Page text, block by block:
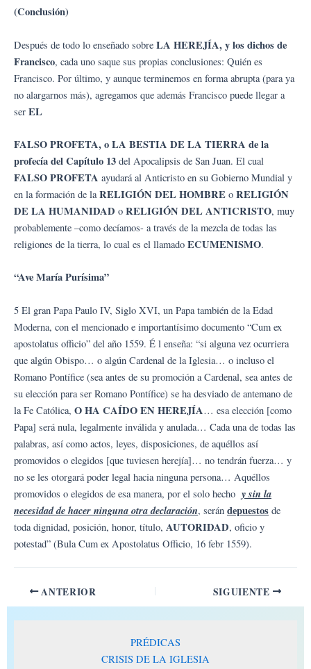
(Conclusión)
Después de todo lo enseñado sobre LA HEREJÍA, y los dichos de
Francisco, cada uno saque sus propias conclusiones: Quién es
Francisco. Por último, y aunque terminemos en forma abrupta (para ya
no alargarnos más), agregamos que además Francisco puede llegar a
ser EL
FALSO PROFETA, o LA BESTIA DE LA TIERRA de la
profecía del Capítulo 13 del Apocalipsis de San Juan. El cual
FALSO PROFETA ayudará al Anticristo en su Gobierno Mundial y
en la formación de laRELIGIÓN DEL HOMBRE o RELIGIÓN
DE LA HUMANIDAD o RELIGIÓN DEL ANTICRISTO, muy
probablemente –como decíamos- a través de la mezcla de todas las
religiones de la tierra, lo cual es el llamado ECUMENISMO.
“Ave María Purísima”
5 El gran Papa Paulo IV, Siglo XVI, un Papa también de la Edad
Moderna, con el mencionado e importantísimo documento “Cum ex
apostolatus officio” del año 1559. É l enseña: “si alguna vez ocurriera
que algún Obispo… o algún Cardenal de la Iglesia… o incluso el
Romano Pontífice (sea antes de su promoción a Cardenal, sea antes de
su elección para ser Romano Pontífice) se ha desviado de antemano de
la Fe Católica, O HA CAÍDO EN HEREJÍA… esa elección [como
Papa] será nula, legalmente inválida y anulada… Cada una de todas las
palabras, así como actos, leyes, disposiciones, de aquéllos así
promovidos o elegidos [que tuviesen herejía]… no tendrán fuerza… y
no se les otorgará poder legal hacia ninguna persona… Aquéllos
promovidos o elegidos de esa manera, por el solo hecho y sin la
necesidad de hacer ninguna otra declaración, serán depuestos de
toda dignidad, posición, honor, título, AUTORIDAD, oficio y
potestad” (Bula Cum ex Apostolatus Officio, 16 febr 1559).
ANTERIOR SIGUIENTE
PRÉDICAS
CRISIS DE LA IGLESIA